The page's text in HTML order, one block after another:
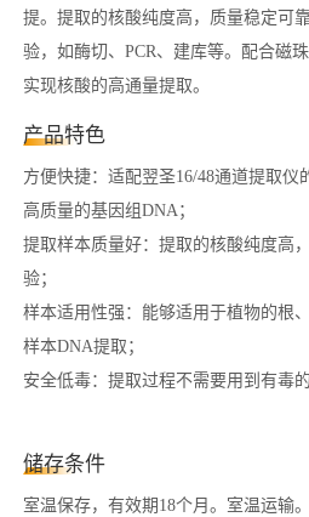
提。提取的核酸纯度高，质量稳定可
验，如酶切、PCR、建库等。配合磁
实现核酸的高通量提取。
产品特色
方便快捷：适配翌圣16/48通道提取仪
高质量的基因组DNA；
提取样本质量好：提取的核酸纯度高
验；
样本适用性强：能够适用于植物的根
样本DNA提取；
安全低毒：提取过程不需要用到有毒
储存条件
室温保存，有效期18个月。室温运输。